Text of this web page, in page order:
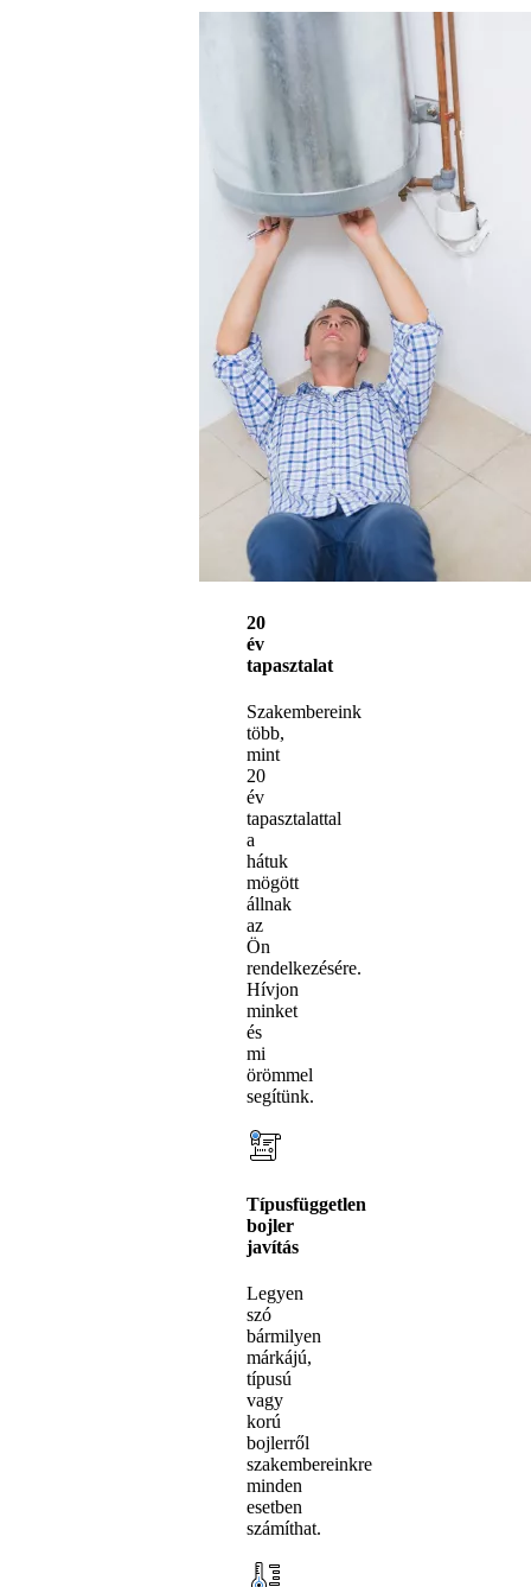
20
év
tapasztalat
Szakembereink
több,
mint
20
év
tapasztalattal
a
hátuk
mögött
állnak
az
Ön
rendelkezésére.
Hívjon
minket
és
mi
örömmel
segítünk.
Típusfüggetlen
bojler
javítás
Legyen
szó
bármilyen
márkájú,
típusú
vagy
korú
bojlerről
szakembereinkre
minden
esetben
számíthat.